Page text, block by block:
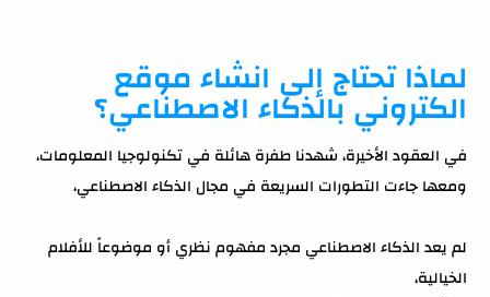
لماذا تحتاج إلى انشاء موقع
الكتروني بالذكاء الاصطناعي؟
في العقود الأخيرة، شهدنا طفرة هائلة في تكنولوجيا المعلومات،
ومعها جاءت التطورات السريعة في مجال الذكاء الاصطناعي،
لم يعد الذكاء الاصطناعي مجرد مفهوم نظري أو موضوعاً للأفلام
الخيالية،